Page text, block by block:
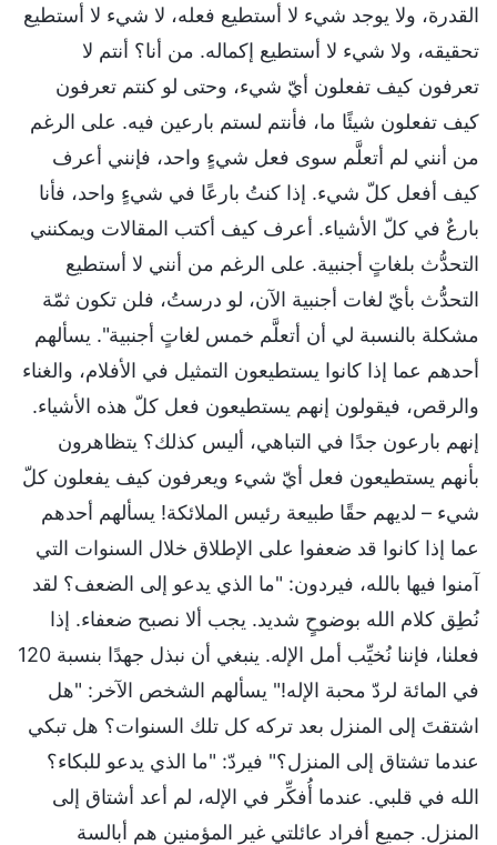
القدرة، ولا يوجد شيء لا أستطيع فعله، لا شيء لا أستطيع
تحقيقه، ولا شيء لا أستطيع إكماله. من أنا؟ أنتم لا
تعرفون كيف تفعلون أيّ شيء، وحتى لو كنتم تعرفون
كيف تفعلون شيئًا ما، فأنتم لستم بارعين فيه. على الرغم
من أنني لم أتعلَّم سوى فعل شيءٍ واحد، فإنني أعرف
كيف أفعل كلّ شيء. إذا كنتُ بارعًا في شيءٍ واحد، فأنا
بارعٌ في كلّ الأشياء. أعرف كيف أكتب المقالات ويمكنني
التحدُّث بلغاتٍ أجنبية. على الرغم من أنني لا أستطيع
التحدُّث بأيّ لغات أجنبية الآن، لو درستُ، فلن تكون ثمّة
مشكلة بالنسبة لي أن أتعلَّم خمس لغاتٍ أجنبية". يسألهم
أحدهم عما إذا كانوا يستطيعون التمثيل في الأفلام، والغناء
والرقص، فيقولون إنهم يستطيعون فعل كلّ هذه الأشياء.
إنهم بارعون جدًا في التباهي، أليس كذلك؟ يتظاهرون
بأنهم يستطيعون فعل أيّ شيء ويعرفون كيف يفعلون كلّ
شيء – لديهم حقًا طبيعة رئيس الملائكة! يسألهم أحدهم
عما إذا كانوا قد ضعفوا على الإطلاق خلال السنوات التي
آمنوا فيها بالله، فيردون: "ما الذي يدعو إلى الضعف؟ لقد
نُطِق كلام الله بوضوحٍ شديد. يجب ألا نصبح ضعفاء. إذا
فعلنا، فإننا نُخيِّب أمل الإله. ينبغي أن نبذل جهدًا بنسبة 120
في المائة لردّ محبة الإله!" يسألهم الشخص الآخر: "هل
اشتقتَ إلى المنزل بعد تركه كل تلك السنوات؟ هل تبكي
عندما تشتاق إلى المنزل؟" فيردّ: "ما الذي يدعو للبكاء؟
الله في قلبي. عندما أُفكِّر في الإله، لم أعد أشتاق إلى
المنزل. جميع أفراد عائلتي غير المؤمنين هم أبالسة